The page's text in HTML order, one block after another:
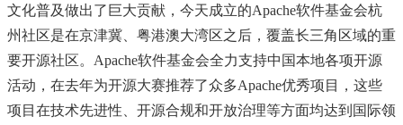
文化普及做出了巨大贡献，今天成立的Apache软件基金会杭
州社区是在京津冀、粤港澳大湾区之后，覆盖长三角区域的重
要开源社区。Apache软件基金会全力支持中国本地各项开源
活动，在去年为开源大赛推荐了众多Apache优秀项目，这些
项目在技术先进性、开源合规和开放治理等方面均达到国际领